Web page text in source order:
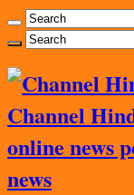
Channel
online news
news